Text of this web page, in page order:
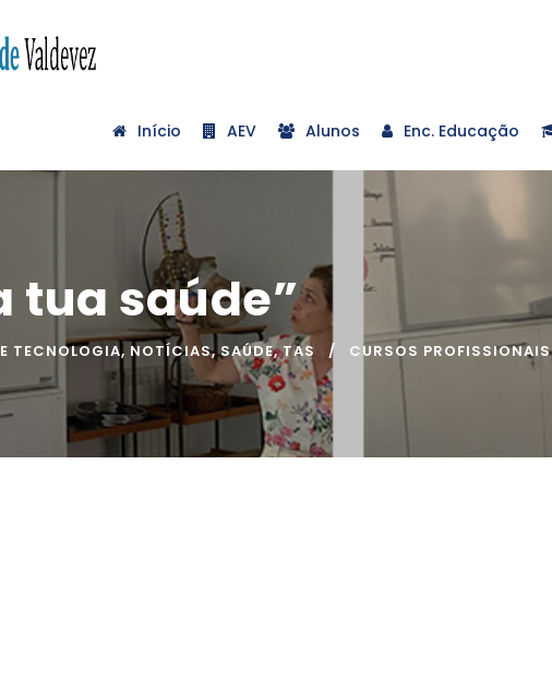
Início AEV Alunos Enc. Educação
tua saúde”
TECNOLOGIA, NOTÍCIAS, SAÚDE, TAS CURSOS PROFISSIONAIS